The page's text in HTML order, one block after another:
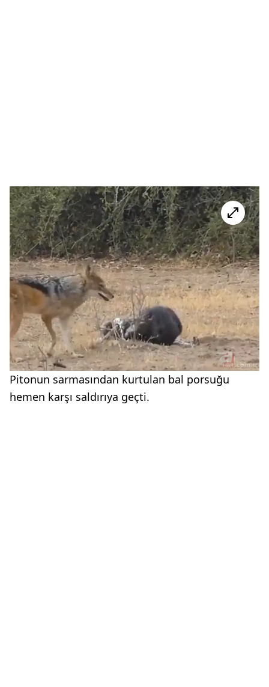
Pitonun sarmasından kurtulan bal porsuğu
hemen karşı saldırıya geçti.